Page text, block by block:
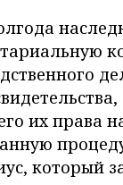
их права
который